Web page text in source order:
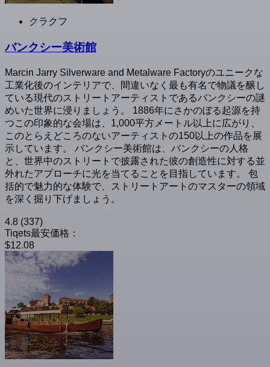
クラクフ
バンクシー美術館
Marcin Jarry Silverware and Metalware Factoryのユニークな
工業化後のインテリアで、間違いなく最も有名で物議を醸し
ている現代のストリートアーティストであるバンクシーの謎
めいた世界に浸りましょう。 1886年にさかのぼる起源を持
つこの印象的な会場は、1,000平方メートル以上に広がり、
このとらえどころのないアーティストの150以上の作品を展
示しています。 バンクシー美術館は、バンクシーの人格
と、世界中のストリートで披露された彼の創造性に対する並
外れたアプローチに光を当てることを目指しています。 包
括的で魅力的な体験で、ストリートアートのマスターの領域
を深く掘り下げましょう。
4.8 (337)
Tiqets最安価格：
$12.08